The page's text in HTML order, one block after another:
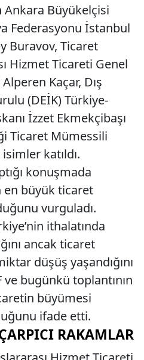
Ankara Büyükelçisi
Federasyonu İstanbul
Buravov, Ticaret
Hizmet Ticareti Genel
Kaçar, Dış
(DEİK) Türkiye-
İzzet Ekmekçibaşı
Ticaret Mümessili
katıldı.
konuşmada
en büyük ticaret
vurguladı.
ithalatında
ancak ticaret
düşüş yaşandığını
ve bugünkü toplantının
büyümesi
ifade etti.
RAKAMLAR